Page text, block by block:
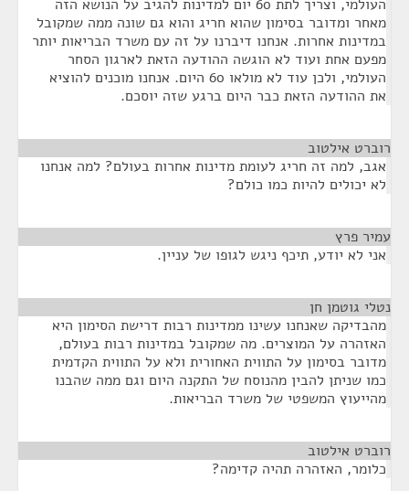
העולמי, וצריך לתת 60 יום למדינות להגיב על הנושא הזה
מאחר ומדובר בסימון שהוא חריג והוא גם שונה ממה שמקובל
במדינות אחרות. אנחנו דיברנו על זה עם משרד הבריאות יותר
מפעם אחת ועוד לא הוגשה ההודעה הזאת לארגון הסחר
העולמי, ולכן עוד לא מולאו 60 היום. אנחנו מוכנים להוציא
את ההודעה הזאת כבר היום ברגע שזה יוסכם.
רוברט אילטוב
אגב, למה זה חריג לעומת מדינות אחרות בעולם? למה אנחנו
לא יכולים להיות כמו כולם?
עמיר פרץ
אני לא יודע, תיכף ניגש לגופו של עניין.
נטלי גוטמן חן
מהבדיקה שאנחנו עשינו ממדינות רבות דרישת הסימון היא
האזהרה על המוצרים. מה שמקובל במדינות רבות בעולם,
מדובר בסימון על התווית האחורית ולא על התווית הקדמית
כמו שניתן להבין מהנוסח של התקנה היום וגם ממה שהבנו
מהייעוץ המשפטי של משרד הבריאות.
רוברט אילטוב
כלומר, האזהרה תהיה קדימה?